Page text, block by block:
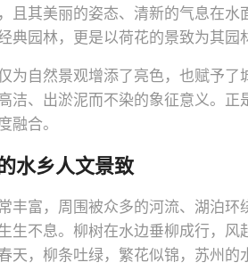
且其美丽的姿态、清新的气息在
典园林，更是以荷花的景致为其园
为自然景观增添了亮色，也赋予
洁、出淤泥而不染的象征意义。
融合。
水乡人文景致
丰富，周围被众多的河流、湖泊
生不息。柳树在水边垂柳成行，
天，柳条吐绿，繁花似锦，苏州的